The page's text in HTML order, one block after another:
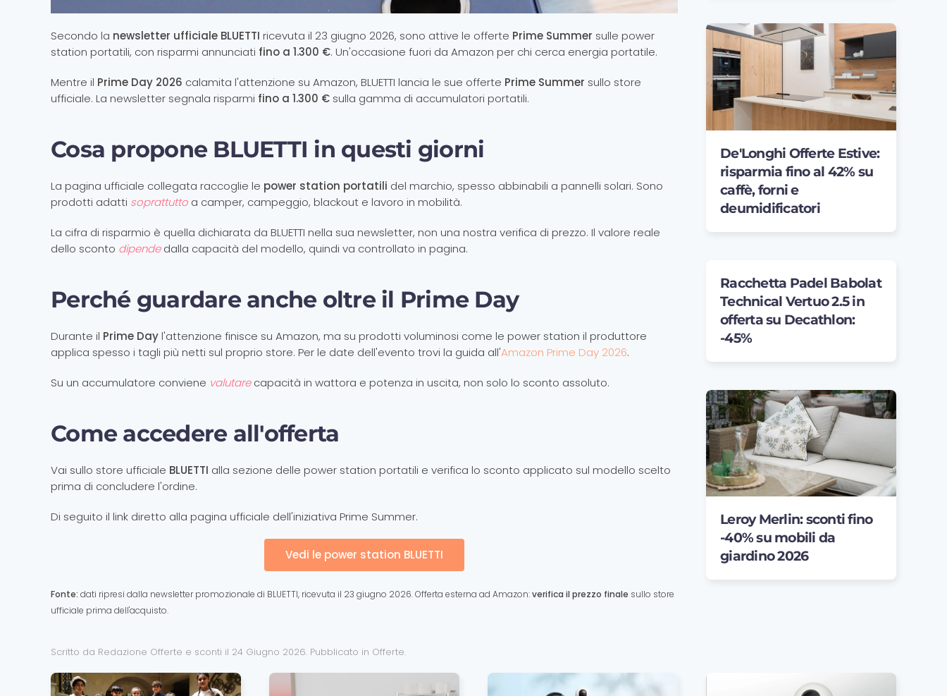
Secondo la newsletter ufficiale BLUETTI ricevuta il 23 giugno 2026, sono attive le offerte Prime Summer sulle power
station portatili, con risparmi annunciati fino a 1.300 €. Un'occasione fuori da Amazon per chi cerca energia portatile.
Mentre il Prime Day 2026 calamita l'attenzione su Amazon, BLUETTI lancia le sue offerte Prime Summer sullo store
ufficiale. La newsletter segnala risparmi fino a 1.300 € sulla gamma di accumulatori portatili.
Cosa propone BLUETTI in questi giorni
La pagina ufficiale collegata raccoglie le power station portatili del marchio, spesso abbinabili a pannelli solari. Sono
prodotti adatti soprattutto a camper, campeggio, blackout e lavoro in mobilità.
La cifra di risparmio è quella dichiarata da BLUETTI nella sua newsletter, non una nostra verifica di prezzo. Il valore reale
dello sconto dipendedalla capacità del modello, quindi va controllato in pagina.
Perché guardare anche oltre il Prime Day
Durante il Prime Dayl'attenzione finisce su Amazon, ma su prodotti voluminosi come le power station il produttore
applica spesso i tagli più netti sul proprio store. Per le date dell'evento trovi la guida all'Amazon Prime Day 2026.
Su un accumulatore conviene valutarecapacità in wattora e potenza in uscita, non solo lo sconto assoluto.
Come accedere all'offerta
Vai sullo store ufficiale BLUETTI alla sezione delle power station portatili e verifica lo sconto applicato sul modello scelto
prima di concludere l'ordine.
Di seguito il link diretto alla pagina ufficiale dell'iniziativa Prime Summer.
Vedi le power station BLUETTI
Fonte: dati ripresi dalla newsletter promozionale di BLUETTI, ricevuta il 23 giugno 2026. Offerta esterna ad Amazon:verifica il prezzo finale sullo store
ufficiale prima dell'acquisto.
De'Longhi Offerte Estive:
risparmia fino al 42% su
caffè, forni e
deumidificatori
Racchetta Padel Babolat
Technical Vertuo 2.5 in
offerta su Decathlon:
-45%
Leroy Merlin: sconti fino
-40% su mobili da
giardino 2026
Scritto da Redazione Offerte e sconti il 24 Giugno 2026. Pubblicato in Offerte.